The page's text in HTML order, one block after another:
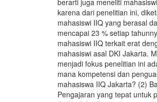
berarti juga meneliti
karena dari penelitian ini,
mahasiswi IIQ yang berasal
mencapai 23 % setiap
mahasiswi IIQ terkait erat
mahasiswi asal DKI Jakarta.
menjadi fokus penelitian ini
mana kompetensi dan
mahasiswa IIQ Jakarta? (2)
Pengajaran yang tepat untuk